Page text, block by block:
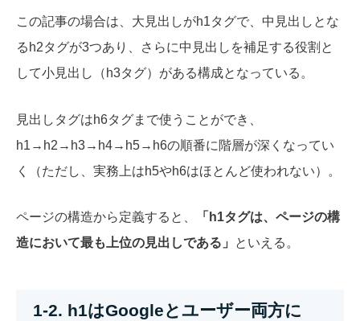
この記事の場合は、大見出しがh1タグで、中見出しとな
るh2タグが3つあり、さらに中見出しを補足する役割と
して小見出し（h3タグ）がある構成となっている。
見出しタグはh6タグまで使うことができ、
h1→h2→h3→h4→h5→h6の順番に階層が深くなってい
く（ただし、実務上はh5やh6はほとんど使われない）。
ページの構造から定義すると、
「h1タグは、ページの構
造において最も上位の見出しである」
といえる。
1-2. h1はGoogleとユーザー両方に